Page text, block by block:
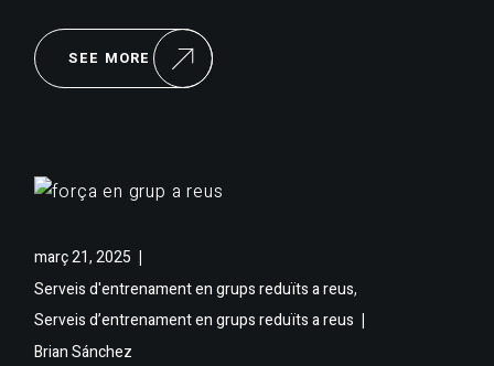
SEE MORE
març 21, 2025
Serveis d'entrenament en grups reduïts a reus,
Serveis d’entrenament en grups reduïts a reus
Brian Sánchez